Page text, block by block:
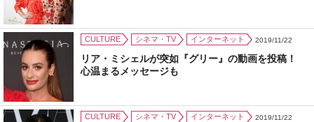
CULTURE シネマ・TV インターネット 2019/11/22
リア・ミシェルが突如『グリー』の動画を投稿！
心温まるメッセージも
CULTURE シネマ・TV インターネット 2019/11/22